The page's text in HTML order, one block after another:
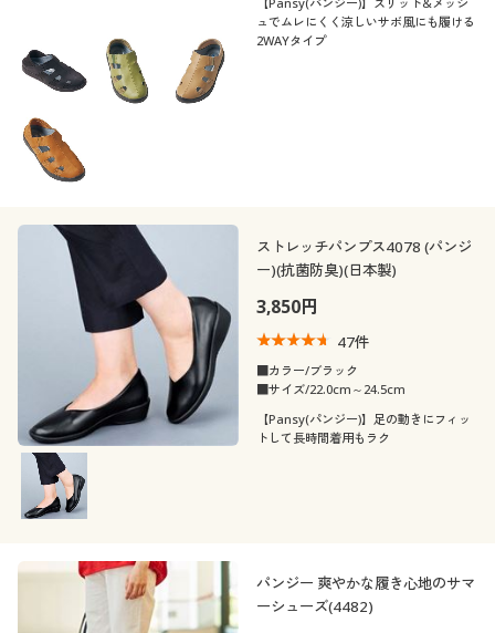
ュでムレにくく涼しいサボ風にも履ける
2WAYタイプ
ストレッチパンプス4078 (パンジ
ー)(抗菌防臭)(日本製)
3,850円
47件
■カラー/ブラック
■サイズ/22.0cm～24.5cm
【Pansy(パンジー)】足の動きにフィッ
トして長時間着用もラク
パンジー 爽やかな履き心地のサマ
ーシューズ(4482)